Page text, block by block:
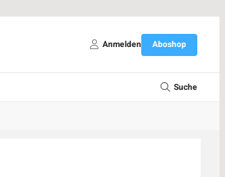
Anmelden Aboshop
Suche